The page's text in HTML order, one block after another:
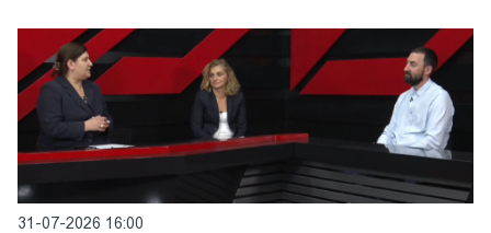
31-07-2026 16:00